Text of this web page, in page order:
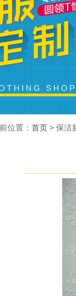
位置： 首页 > 保洁